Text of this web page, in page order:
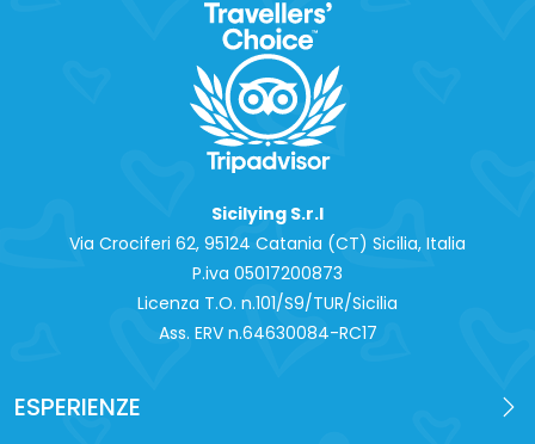
Sicilying S.r.l
Via Crociferi 62, 95124 Catania (CT) Sicilia, Italia
P.iva 0‍5017200873
Licenza T.O. n.101/S9/TUR/Sicilia
Ass. ERV n.64630084-RC17
ESPERIENZE